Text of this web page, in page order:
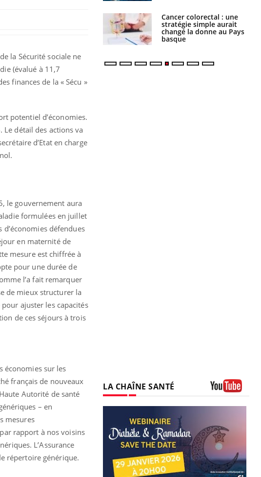
la Sécurité sociale ne
(évalué à 11,7
finances de la « Sécu »
potentiel d’économies.
détail des actions va
d’Etat en charge
le gouvernement aura
formulées en juillet
défendues
en maternité de
mesure est chiffrée à
pour une durée de
l’a fait remarquer
de mieux structurer la
ajuster les capacités
de ces séjours à trois
économies sur les
français de nouveaux
Autorité de santé
– en
mesures
rapport à nos voisins
L’Assurance
répertoire générique.
Cancer colorectal : une
stratégie simple aurait
changé la donne au Pays
basque
LA CHAÎNE SANTÉ